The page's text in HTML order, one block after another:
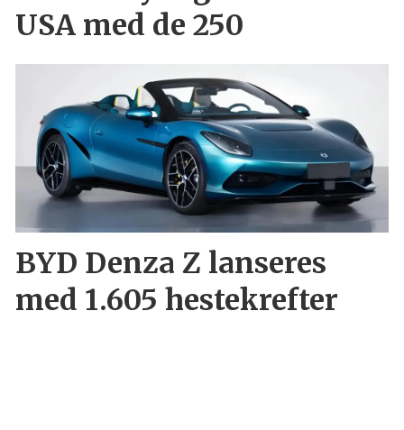
USA med de 250
BYD Denza Z lanseres
med 1.605 hestekrefter